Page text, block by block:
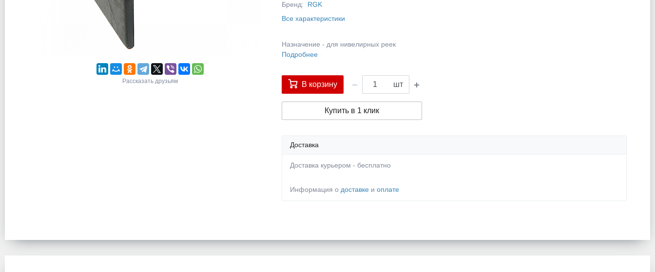
Рассказать друзьям
Бренд:
RGK
Все характеристики
Назначение - для нивелирных реек
Подробнее
В корзину шт
Купить в 1 клик
Доставка
Доставка курьером - бесплатно
Информация о доставке и оплате